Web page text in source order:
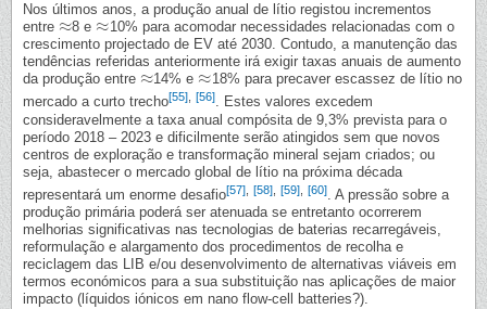
Nos últimos anos, a produção anual de lítio registou incrementos
entre ≈
≈ 8 e ≈
≈ 10% para acomodar necessidades relacionadas com o
crescimento projectado de EV até 2030. Contudo, a manutenção das
tendências referidas anteriormente irá exigir taxas anuais de aumento
da produção entre ≈
≈ 14% e ≈
≈ 18% para precaver escassez de lítio no
mercado a curto trecho[55], [56]. Estes valores excedem
consideravelmente a taxa anual compósita de 9,3% prevista para o
período 2018 – 2023 e dificilmente serão atingidos sem que novos
centros de exploração e transformação mineral sejam criados; ou
seja, abastecer o mercado global de lítio na próxima década
representará um enorme desafio[57] [58] [59] [60]. A pressão sobre a
produção primária poderá ser atenuada se entretanto ocorrerem
melhorias significativas nas tecnologias de baterias recarregáveis,
reformulação e alargamento dos procedimentos de recolha e
reciclagem das LIB e/ou desenvolvimento de alternativas viáveis em
termos económicos para a sua substituição nas aplicações de maior
impacto (líquidos iónicos em nano flow-cell batteries?).